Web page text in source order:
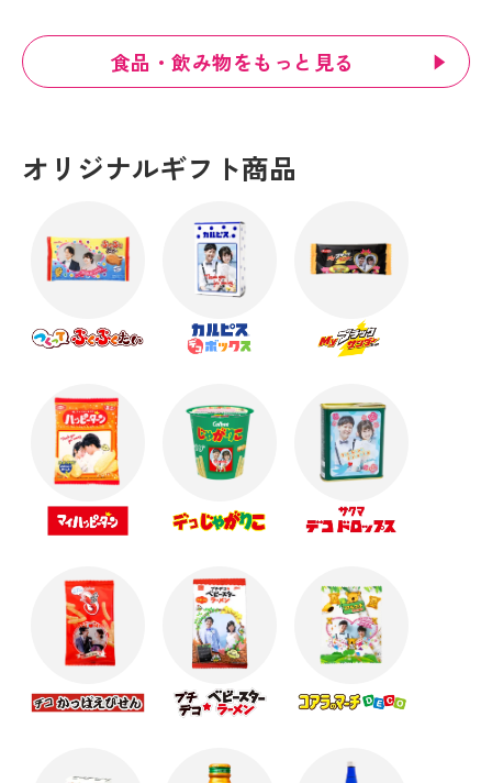
食品・飲み物をもっと見る
オリジナルギフト商品